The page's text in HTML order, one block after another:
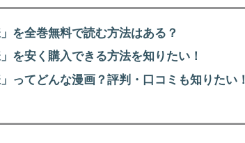
を全巻無料で読む方法はある？
を安く購入できる方法を知りたい！
ってどんな漫画？評判・口コミも知りたい！